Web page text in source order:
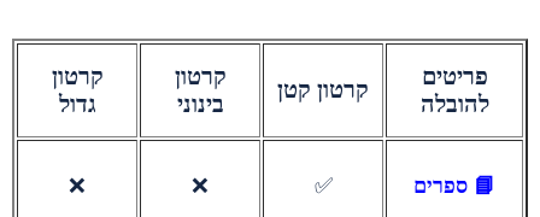
פריטים
להובלה
קרטון קטן
קרטון
בינוני
קרטון
גדול
📘 ספרים ✅
❌
❌